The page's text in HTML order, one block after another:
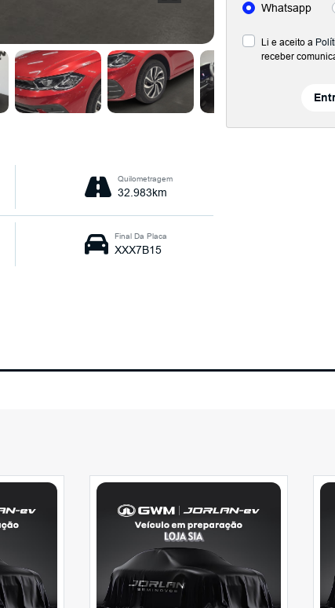
Whatsapp
Li e aceito a
receber
Quilometragem
32.983km
Final Da Placa
XXX7B15